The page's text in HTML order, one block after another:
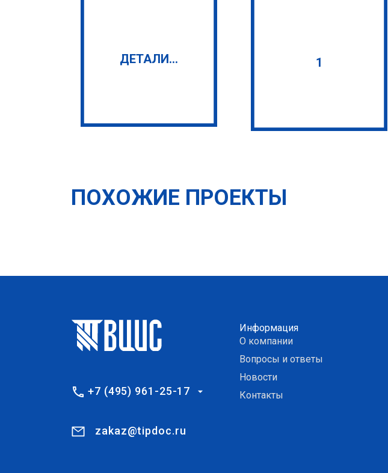
ДЕТАЛИ... 1
ПОХОЖИЕ ПРОЕКТЫ
+7 (495) 961-25-17
zakaz@tipdoc.ru
Информация
О компании
Вопросы и ответы
Новости
Контакты